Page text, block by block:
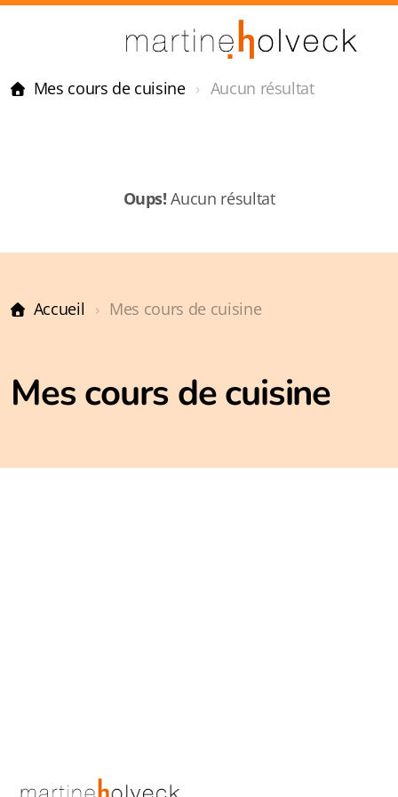
Mes cours de cuisine Aucun résultat
Oups! Aucun résultat
Accueil Mes cours de cuisine
Mes cours de cuisine